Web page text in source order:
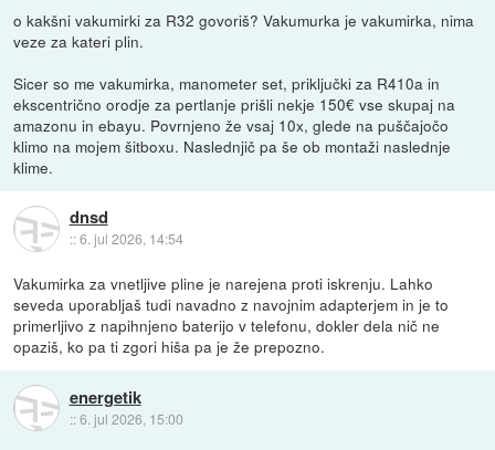
o kakšni vakumirki za R32 govoriš? Vakumurka je vakumirka, nima
veze za kateri plin.
Sicer so me vakumirka, manometer set, priključki za R410a in
ekscentrično orodje za pertlanje prišli nekje 150€ vse skupaj na
amazonu in ebayu. Povrnjeno že vsaj 10x, glede na puščajočo
klimo na mojem šitboxu. Naslednjič pa še ob montaži naslednje
klime.
dnsd
::6. jul 2026, 14:54
Vakumirka za vnetljive pline je narejena proti iskrenju. Lahko
seveda uporabljaš tudi navadno z navojnim adapterjem in je to
primerljivo z napihnjeno baterijo v telefonu, dokler dela nič ne
opaziš, ko pa ti zgori hiša pa je že prepozno.
energetik
::6. jul 2026, 15:00